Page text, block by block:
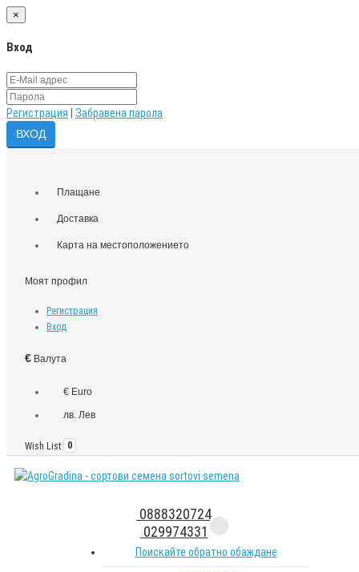
×
Вход
Регистрация Забравена парола
Плащане
Доставка
Карта на местоположението
Моят профил
Регистрация
Вход
€ Валута
€ Euro
лв. Лев
Wish List 0
0888320724
029974331
Поискайте обратно обаждане